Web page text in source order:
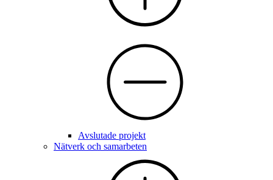
Avslutade projekt
Nätverk och samarbeten